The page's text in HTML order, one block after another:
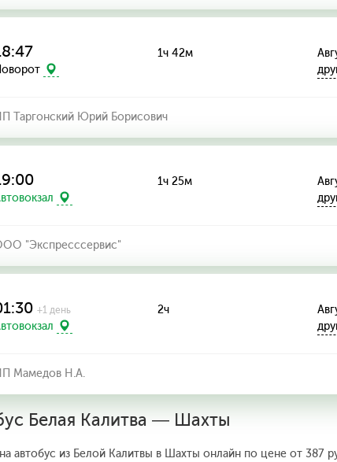
1ч 42м
Таргонский Юрий Борисович
1ч 25м
"Экспресссервис"
+1 день 2ч
Мамедов Н.А.
Белая Калитва — Шахты
автобус из Белой Калитвы в Шахты онлайн по цене от 387